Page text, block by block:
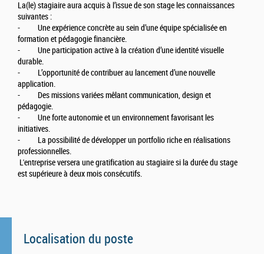
La(le) stagiaire aura acquis à l’issue de son stage les connaissances
suivantes :
- Une expérience concrète au sein d’une équipe spécialisée en
formation et pédagogie financière.
- Une participation active à la création d’une identité visuelle
durable.
- L’opportunité de contribuer au lancement d’une nouvelle
application.
- Des missions variées mêlant communication, design et
pédagogie.
- Une forte autonomie et un environnement favorisant les
initiatives.
- La possibilité de développer un portfolio riche en réalisations
professionnelles.
L'entreprise versera une gratification au stagiaire si la durée du stage
est supérieure à deux mois consécutifs.
Localisation du poste